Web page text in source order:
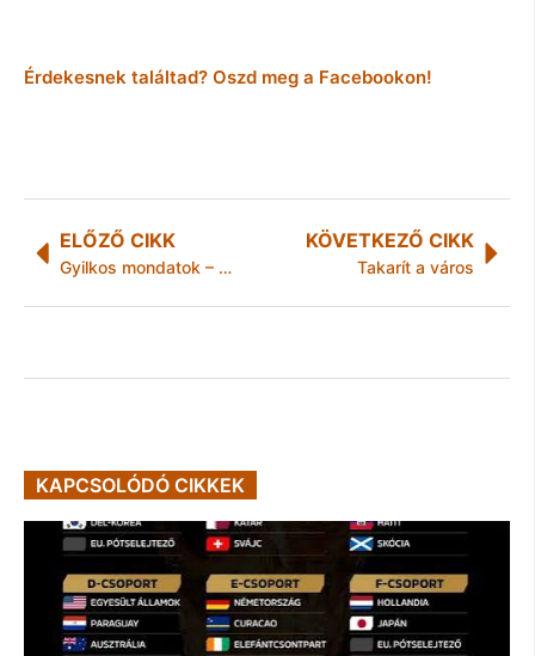
Érdekesnek találtad? Oszd meg a Facebookon!
ELŐZŐ CIKK
Gyilkos mondatok – Hajós András a Miskolci Egyetemen
KÖVETKEZŐ CIKK
Takarít a város
KAPCSOLÓDÓ CIKKEK